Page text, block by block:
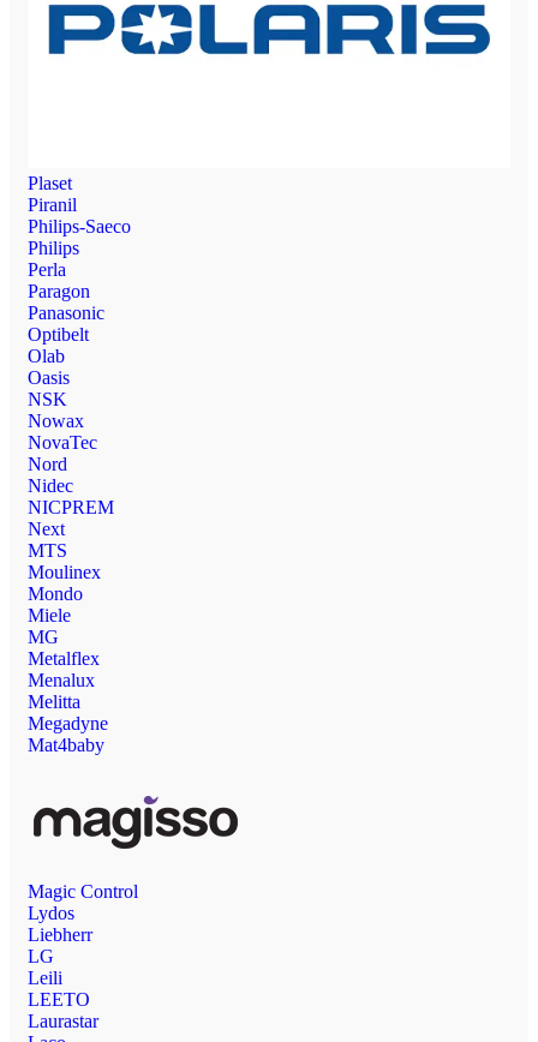
Plaset
Piranil
Philips-Saeco
Philips
Perla
Paragon
Panasonic
Optibelt
Olab
Oasis
NSK
Nowax
NovaTec
Nord
Nidec
NICPREM
Next
MTS
Moulinex
Mondo
Miele
MG
Metalflex
Menalux
Melitta
Megadyne
Mat4baby
Magic Control
Lydos
Liebherr
LG
Leili
LEETO
Laurastar